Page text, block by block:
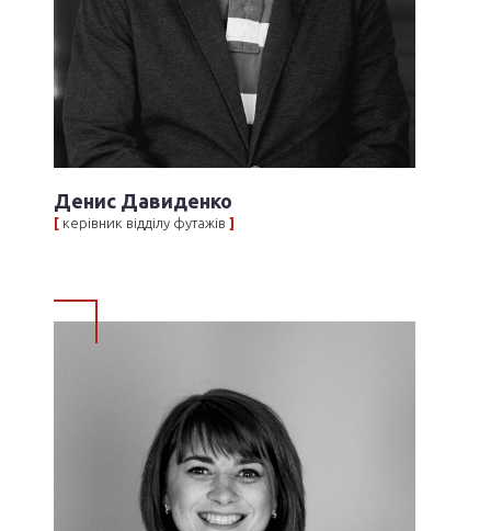
Денис Давиденко
[ керівник відділу футажів ]